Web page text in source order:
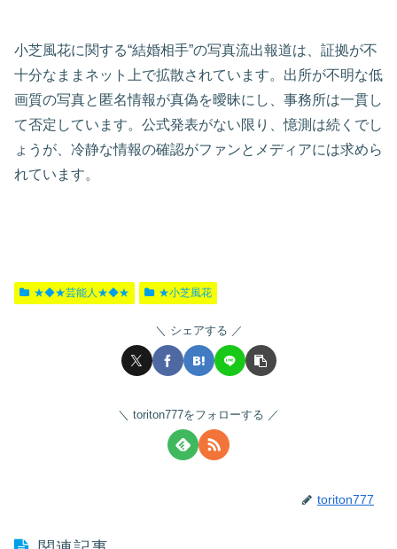
小芝風花に関する“結婚相手”の写真流出報道は、証拠が不
十分なままネット上で拡散されています。出所が不明な低
画質の写真と匿名情報が真偽を曖昧にし、事務所は一貫し
て否定しています。公式発表がない限り、憶測は続くでし
ょうが、冷静な情報の確認がファンとメディアには求めら
れています。
★◆★芸能人★◆★ ★小芝風花
シェアする
toriton777をフォローする
toriton777